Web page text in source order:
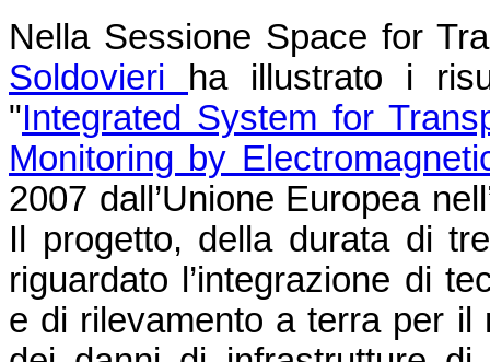
Nella Sessione Space for
Soldovieri
ha illustrato i
"Integrated System for
Monitoring by
2007 dall’Unione Europea
Il progetto, della durata di
riguardato l’integrazione di
e di rilevamento a terra per il